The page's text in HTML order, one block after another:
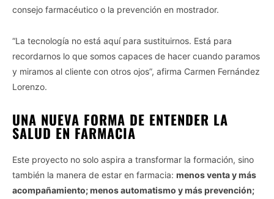
consejo farmacéutico o la prevención en mostrador.
“La tecnología no está aquí para sustituirnos. Está para
recordarnos lo que somos capaces de hacer cuando paramos
y miramos al cliente con otros ojos”, afirma Carmen Fernández
Lorenzo.
UNA NUEVA FORMA DE ENTENDER LA
SALUD EN FARMACIA
Este proyecto no solo aspira a transformar la formación, sino
también la manera de estar en farmacia: menos venta y más
acompañamiento; menos automatismo y más prevención;